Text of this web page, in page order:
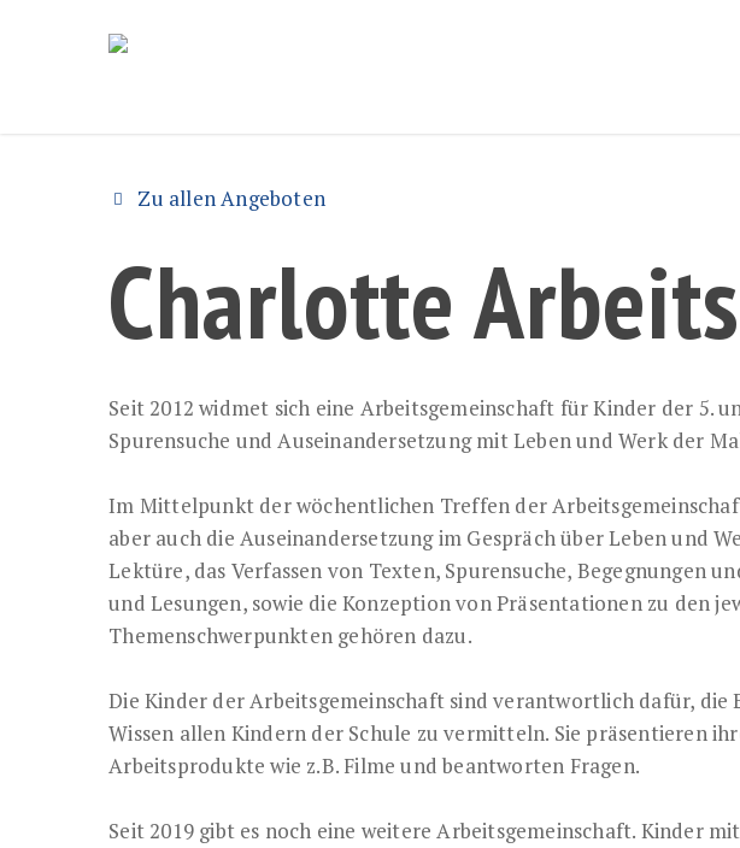
Zu allen Angeboten
Charlotte
Seit 2012 widmet sich eine Arbeitsgemeinschaft für Kinder der 5.
Spurensuche und Auseinandersetzung mit Leben und Werk der
Im Mittelpunkt der wöchentlichen Treffen der
aber auch die Auseinandersetzung im Gespräch über Leben und
Lektüre, das Verfassen von Texten, Spurensuche, Begegnungen
und Lesungen, sowie die Konzeption von Präsentationen zu den
Themenschwerpunkten gehören dazu.
Die Kinder der Arbeitsgemeinschaft sind verantwortlich dafür, die
Wissen allen Kindern der Schule zu vermitteln. Sie präsentieren
Arbeitsprodukte wie z.B. Filme und beantworten Fragen.
Seit 2019 gibt es noch eine weitere Arbeitsgemeinschaft. Kinder